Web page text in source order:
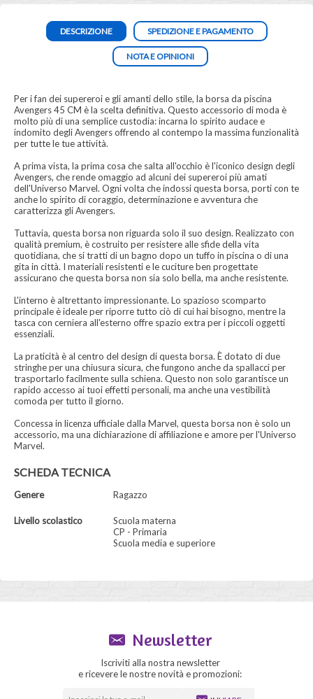
DESCRIZIONE SPEDIZIONE E PAGAMENTO
NOTA E OPINIONI
Per i fan dei supereroi e gli amanti dello stile, la borsa da piscina
Avengers 45 CM è la scelta definitiva. Questo accessorio di moda è
molto più di una semplice custodia: incarna lo spirito audace e
indomito degli Avengers offrendo al contempo la massima funzionalità
per tutte le tue attività.
A prima vista, la prima cosa che salta all'occhio è l'iconico design degli
Avengers, che rende omaggio ad alcuni dei supereroi più amati
dell'Universo Marvel. Ogni volta che indossi questa borsa, porti con te
anche lo spirito di coraggio, determinazione e avventura che
caratterizza gli Avengers.
Tuttavia, questa borsa non riguarda solo il suo design. Realizzato con
qualità premium, è costruito per resistere alle sfide della vita
quotidiana, che si tratti di un bagno dopo un tuffo in piscina o di una
gita in città. I materiali resistenti e le cuciture ben progettate
assicurano che questa borsa non sia solo bella, ma anche resistente.
L'interno è altrettanto impressionante. Lo spazioso scomparto
principale è ideale per riporre tutto ciò di cui hai bisogno, mentre la
tasca con cerniera all'esterno offre spazio extra per i piccoli oggetti
essenziali.
La praticità è al centro del design di questa borsa. È dotato di due
stringhe per una chiusura sicura, che fungono anche da spallacci per
trasportarlo facilmente sulla schiena. Questo non solo garantisce un
rapido accesso ai tuoi effetti personali, ma anche una vestibilità
comoda per tutto il giorno.
Concessa in licenza ufficiale dalla Marvel, questa borsa non è solo un
accessorio, ma una dichiarazione di affiliazione e amore per l'Universo
Marvel.
SCHEDA TECNICA
Genere Ragazzo
Livello scolastico
Scuola materna
CP - Primaria
Scuola media e superiore
Newsletter
Iscriviti alla nostra newsletter
e ricevere le nostre novità e promozioni: